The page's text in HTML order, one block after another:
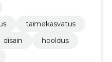
taimekasvatus
disain
hooldus